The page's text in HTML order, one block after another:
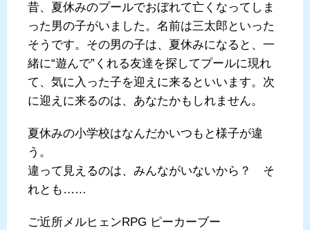
昔、夏休みのプールでおぼれて亡くなってしま
った男の子がいました。名前は三太郎といった
そうです。その男の子は、夏休みになると、一
緒に“遊んで”くれる友達を探してプールに現れ
て、気に入った子を迎えに来るといいます。次
に迎えに来るのは、あなたかもしれません。
夏休みの小学校はなんだかいつもと様子が違
う。
違って見えるのは、みんながいないから？ そ
れとも……
ご近所メルヒェンRPG ピーカーブー